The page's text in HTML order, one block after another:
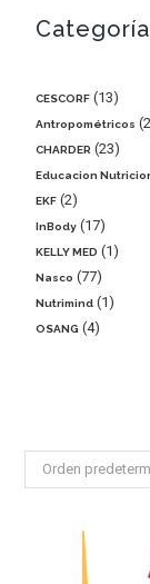
CESCORF 13
Antropométricos
CHARDER 23
Educacion
EKF 2
InBody 17
KELLY MED 1
Nasco 77
Nutrimind 1
OSANG 4
Orden